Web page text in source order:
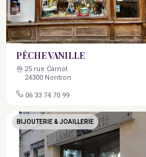
PÊCHE VANILLE
25 rue Carnot
24300 Nontron
06 33 74 70 99
BIJOUTERIE & JOAILLERIE